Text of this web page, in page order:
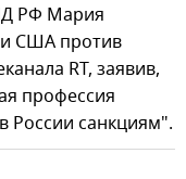
РФ Мария
США против
RT, заявив,
профессия
России санкциям".